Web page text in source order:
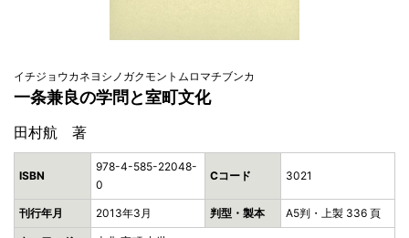
イチジョウカネヨシノガクモントムロマチブンカ
一条兼良の学問と室町文化
田村航 著
ISBN
978-4-585-22048-
0
Cコード 3021
刊行年月 2013年3月 判型・製本 A5判・上製 336 頁